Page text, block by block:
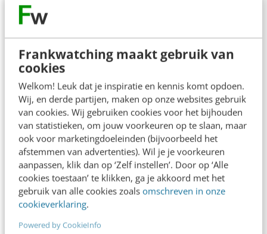
Frankwatching maakt gebruik van
cookies
Welkom! Leuk dat je inspiratie en kennis komt opdoen.
Wij, en derde partijen, maken op onze websites gebruik
van cookies. Wij gebruiken cookies voor het bijhouden
van statistieken, om jouw voorkeuren op te slaan, maar
ook voor marketingdoeleinden (bijvoorbeeld het
afstemmen van advertenties). Wil je je voorkeuren
aanpassen, klik dan op ‘Zelf instellen’. Door op ‘Alle
cookies toestaan’ te klikken, ga je akkoord met het
gebruik van alle cookies zoals omschreven in onze
cookieverklaring.
Powered by CookieInfo
controle in handen hebben en samenwerken
nek van krijgen. Ik zelf dus ook, maar voordelen
en nadelen daargelaten, volgens Mirck is
samenwerking een absolute must voor de
ontwikkeling van je creativiteit. Wil je het écht
grondig aanpakken? Dan moet je een duo of
een team formeren en structureel samen aan
de slag. Hou daarbij wel deze vier hulplijnen in
gedachten: